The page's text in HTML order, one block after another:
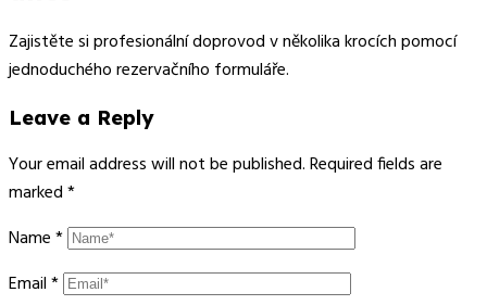
Zajistěte si profesionální doprovod v několika krocích pomocí
jednoduchého rezervačního formuláře.
Leave a Reply
Your email address will not be published.Required fields are
marked*
Name*
Email*